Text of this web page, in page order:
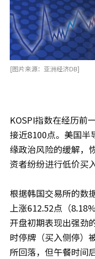
[图片来源：亚洲经济DB]
KOSPI指数在经历前
接近8100点。美国半
缘政治风险的缓解，
资者纷纷进行低价买入
根据韩国交易所的数
上涨612.52点（
开盘初期表现出强劲
时停牌（买入侧停）
所回落，但午餐时间